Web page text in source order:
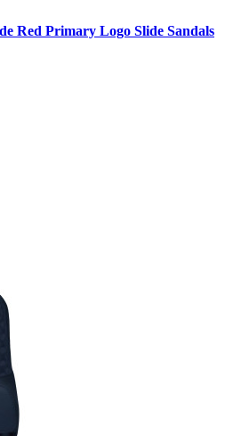
Red Primary Logo Slide Sandals